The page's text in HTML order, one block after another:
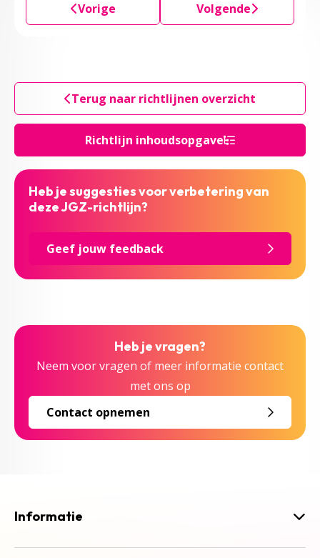
Richtlijn inhoudsopgave
Vorige Volgende
Terug naar richtlijnen overzicht
Heb je suggesties voor verbetering van
deze JGZ-richtlijn?
Geef jouw feedback
Heb je vragen?
Neem voor vragen of meer informatie contact
met ons op
Contact opnemen
Informatie